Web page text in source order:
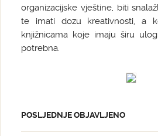
organizacijske vještine, biti
te imati dozu kreativnosti, a
knjižnicama koje imaju širu
potrebna.
POSLJEDNJE OBJAVLJENO